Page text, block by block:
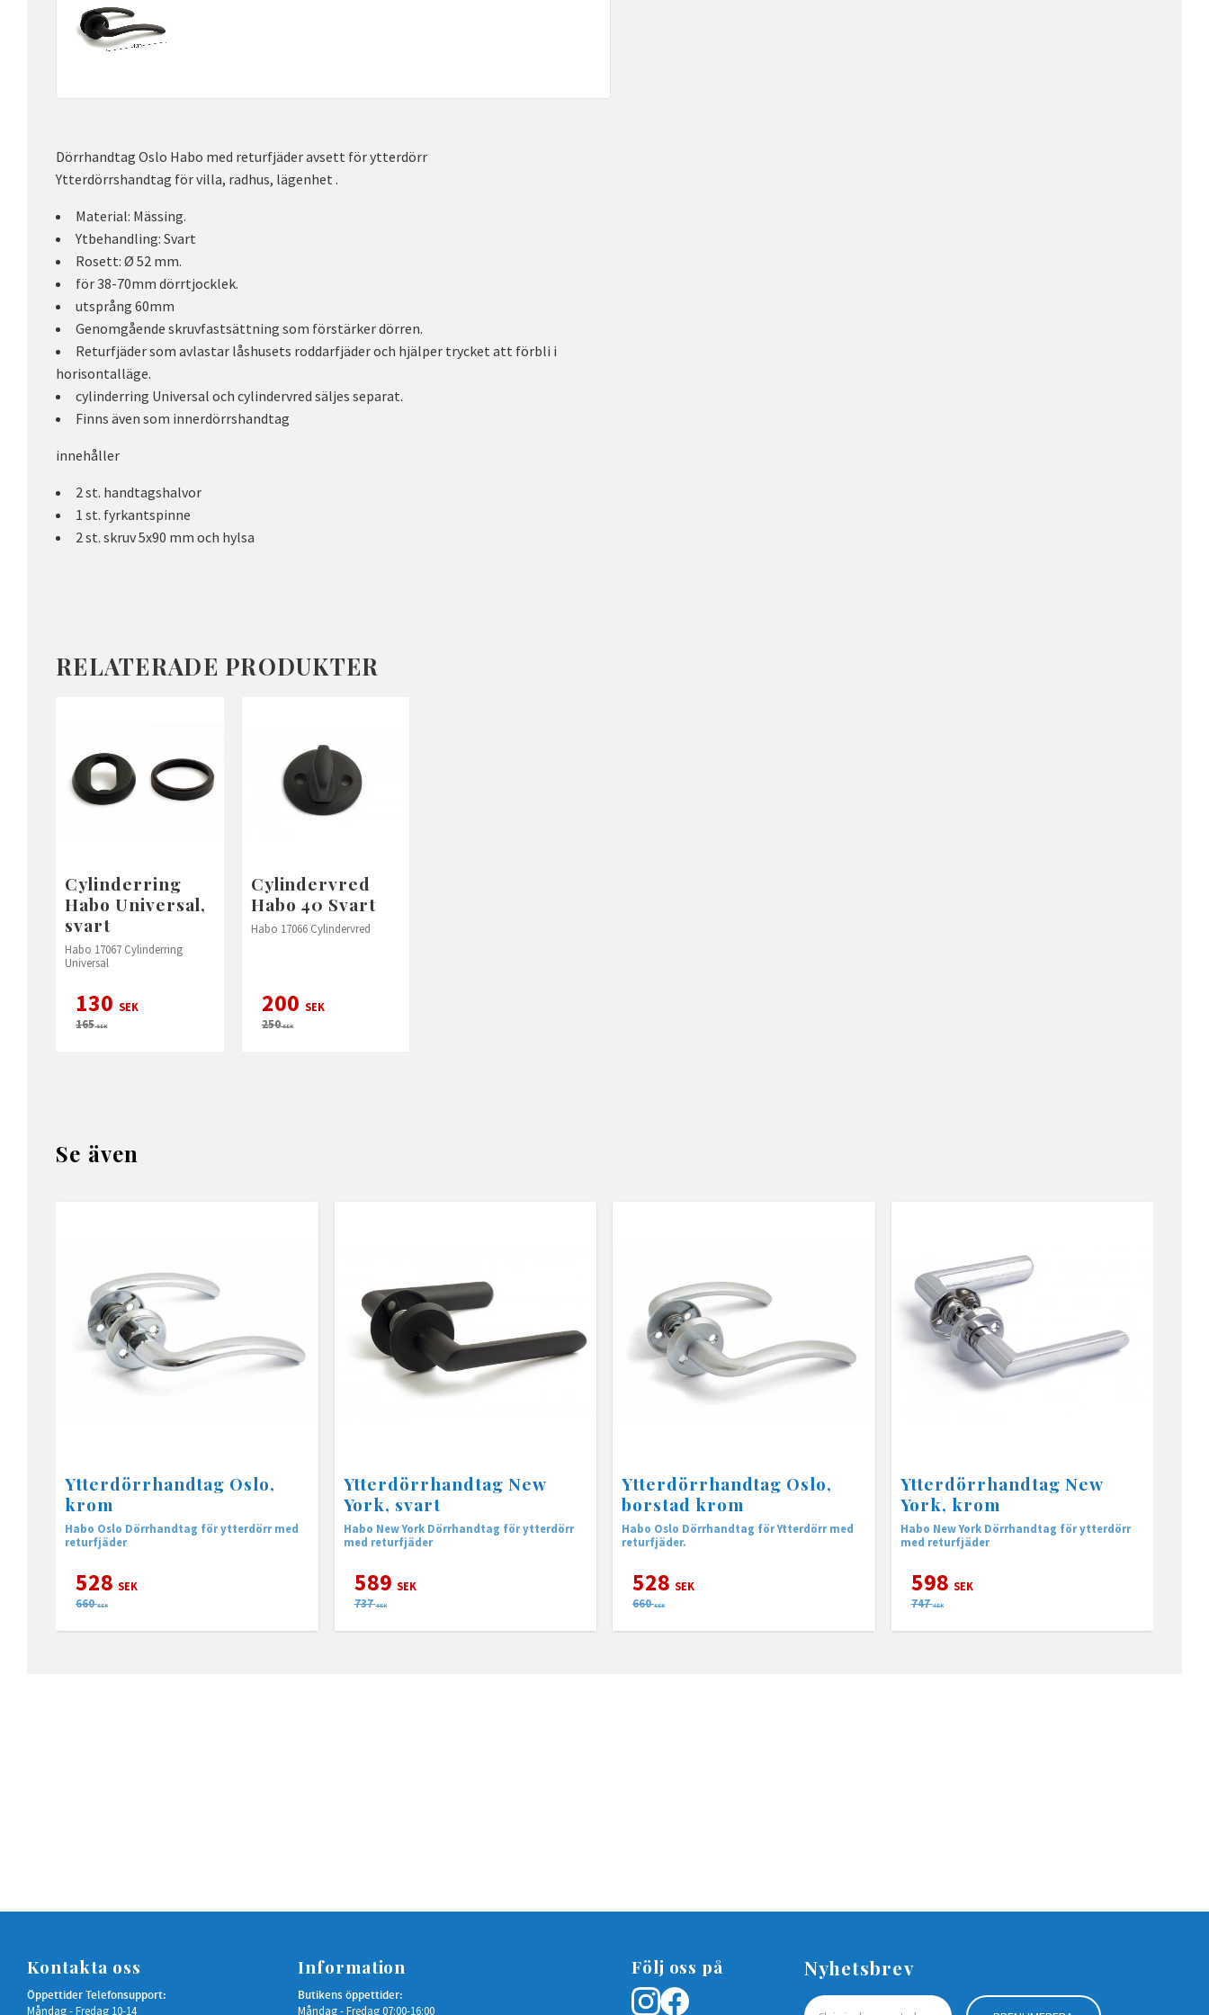
Dörrhandtag Oslo Habo med returfjäder avsett för ytterdörr
Ytterdörrshandtag för villa, radhus, lägenhet .
Material: Mässing.
Ytbehandling: Svart
Rosett: Ø 52 mm.
för 38-70mm dörrtjocklek.
utsprång 60mm
Genomgående skruvfastsättning som förstärker dörren.
Returfjäder som avlastar låshusets roddarfjäder och hjälper trycket att förbli i
horisontalläge.
cylinderring Universal och cylindervred säljes separat.
Finns även som innerdörrshandtag
innehåller
2 st. handtagshalvor
1 st. fyrkantspinne
2 st. skruv 5x90 mm och hylsa
RELATERADE PRODUKTER
Cylinderring
Habo Universal,
svart
Habo 17067 Cylinderring
Universal
130 SEK
165SEK
Cylindervred
Habo 40 Svart
Habo 17066 Cylindervred
200 SEK
250SEK
Se även
Ytterdörrhandtag Oslo,
krom
Habo Oslo Dörrhandtag för ytterdörr med
returfjäder
528 SEK
660 SEK
Ytterdörrhandtag New
York, svart
Habo New York Dörrhandtag för ytterdörr
med returfjäder
589 SEK
737 SEK
Ytterdörrhandtag Oslo,
borstad krom
Habo Oslo Dörrhandtag för Ytterdörr med
returfjäder.
528 SEK
660 SEK
Ytterdörrhandtag New
York, krom
Habo New York Dörrhandtag för ytterdörr
med returfjäder
598 SEK
747 SEK
Kontakta oss
Öppettider Telefonsupport:
Måndag - Fredag 10-14
Information
Butikens öppettider:
Måndag - Fredag 07:00-16:00
Följ oss på Nyhetsbrev